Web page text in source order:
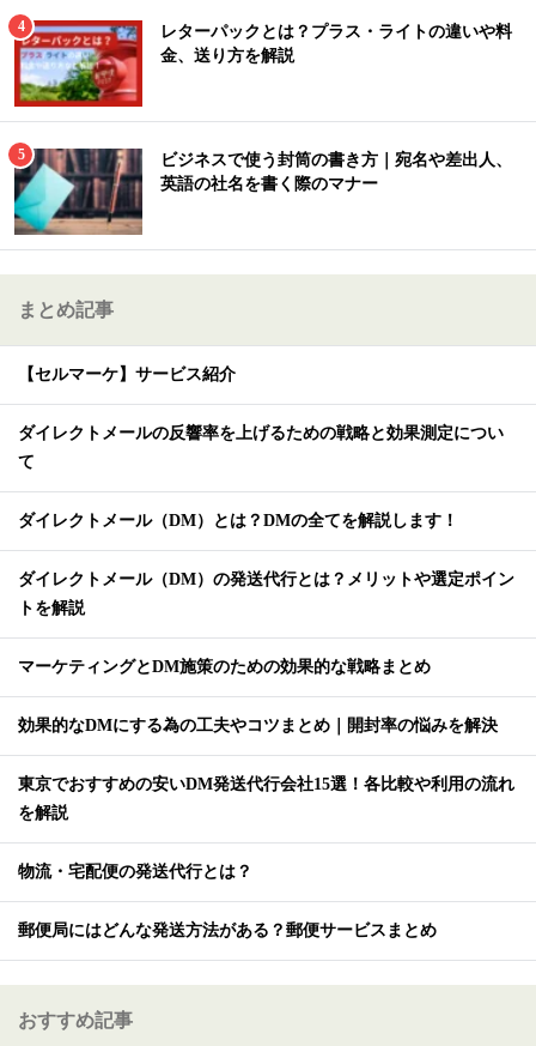
レターパックとは？プラス・ライトの違いや料
金、送り方を解説
ビジネスで使う封筒の書き方｜宛名や差出人、
英語の社名を書く際のマナー
まとめ記事
【セルマーケ】サービス紹介
ダイレクトメールの反響率を上げるための戦略と効果測定につい
て
ダイレクトメール（DM）とは？DMの全てを解説します！
ダイレクトメール（DM）の発送代行とは？メリットや選定ポイン
トを解説
マーケティングとDM施策のための効果的な戦略まとめ
効果的なDMにする為の工夫やコツまとめ｜開封率の悩みを解決
東京でおすすめの安いDM発送代行会社15選！各比較や利用の流れ
を解説
物流・宅配便の発送代行とは？
郵便局にはどんな発送方法がある？郵便サービスまとめ
おすすめ記事